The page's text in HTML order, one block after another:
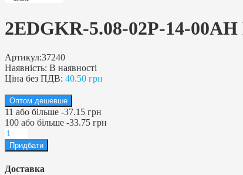
2EDGKR-5.08-02P-14-
Артикул:37240
Наявність: В наявності
Ціна без ПДВ: 40.50 грн
Оптом дешевше
11 або більше -37.15 грн
100 або більше -33.75 грн
Доставка